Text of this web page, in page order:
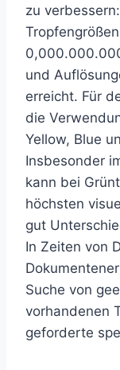
zu
und
erreicht. Für
die
Yellow, Blue
Insbesonder
kann bei
höchsten
gut
In Zeiten von
Suche von
vorhandenen
geforderte